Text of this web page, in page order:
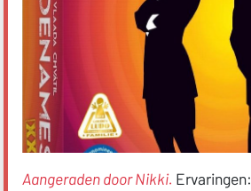
Aangeraden door Nikki. Ervaringen: